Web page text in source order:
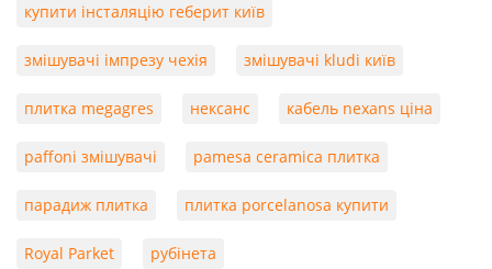
купити інсталяцію геберит київ
змішувачі імпрезу чехія змішувачі kludi київ
плитка megagres нексанс кабель nexans ціна
paffoni змішувачі pamesa ceramica плитка
парадиж плитка плитка porcelanosa купити
Royal Parket рубінета